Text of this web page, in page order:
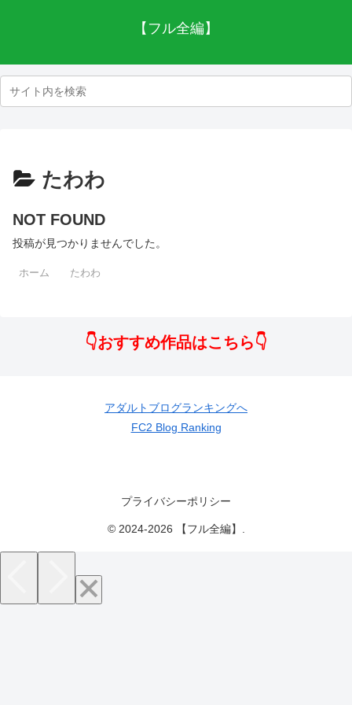
【フル全編】
たわわ
NOT FOUND
投稿が見つかりませんでした。
ホーム たわわ
👇おすすめ作品はこちら👇
アダルトブログランキングへ
FC2 Blog Ranking
プライバシーポリシー
© 2024-2026 【フル全編】.